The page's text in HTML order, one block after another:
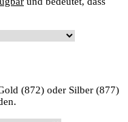
(872) oder Silber (877)